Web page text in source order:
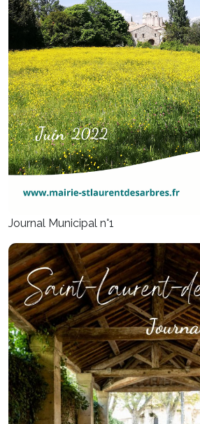
Journal Municipal n°1